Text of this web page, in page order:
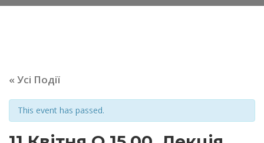
« Усі Події
This event has passed.